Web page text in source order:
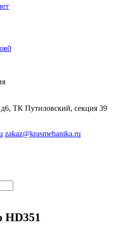
0
ТК Путиловский, секция 39
zakaz@krasmehanika.ru
HD351